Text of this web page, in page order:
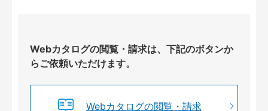
Webカタログの閲覧・請求は、下記のボタンか
らご依頼いただけます。
Webカタログの閲覧・請求